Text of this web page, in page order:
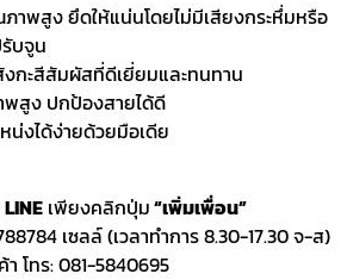
าพสูง ยึดให้แน่นโดยไม่มีเสียงกระหึ่มหรือ
บจูน
งกะสีสัมผัสที่ดีเยี่ยมและทนทาน
พสูง ปกป้องสายได้ดี
น่งได้ง่ายด้วยมือเดีย
LINE เพียงคลิกปุ่ม“เพิ่มเพื่อน”
เซลล์ (เวลาทำการ 8.30-17.30 จ-ส)
โทร: 081-5840695